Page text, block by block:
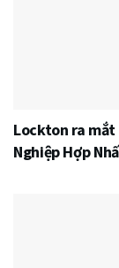
Lockton ra mắt
Nghiệp Hợp